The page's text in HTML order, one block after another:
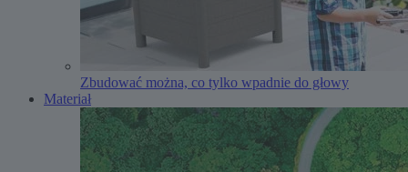
Zbudować można, co tylko wpadnie do głowy
Materiał